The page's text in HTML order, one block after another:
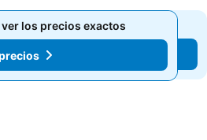
ver los precios exactos
precios
los precios exactos